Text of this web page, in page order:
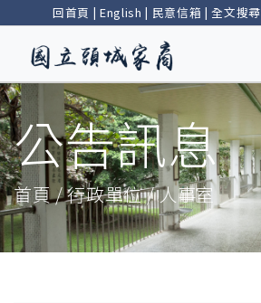
回首頁 | English | 民意信箱 |全文搜尋
公告訊息
首頁 / 行政單位 / 人事室